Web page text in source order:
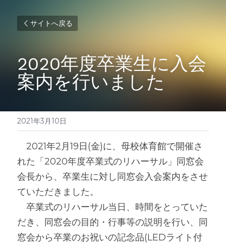
サイトへ戻る
2020年度卒業生に入会
案内を行いました
2021年3月10日
2021年2月19日(金)に、母校体育館で開催さ
れた「2020年度卒業式のリハーサル」同窓会
会長から、卒業生に対し同窓会入会案内をさせ
ていただきました。
卒業式のリハーサル当日、時間をとっていた
だき、同窓会の目的・行事等の説明を行い、同
窓会から卒業のお祝いの記念品(LEDライト付